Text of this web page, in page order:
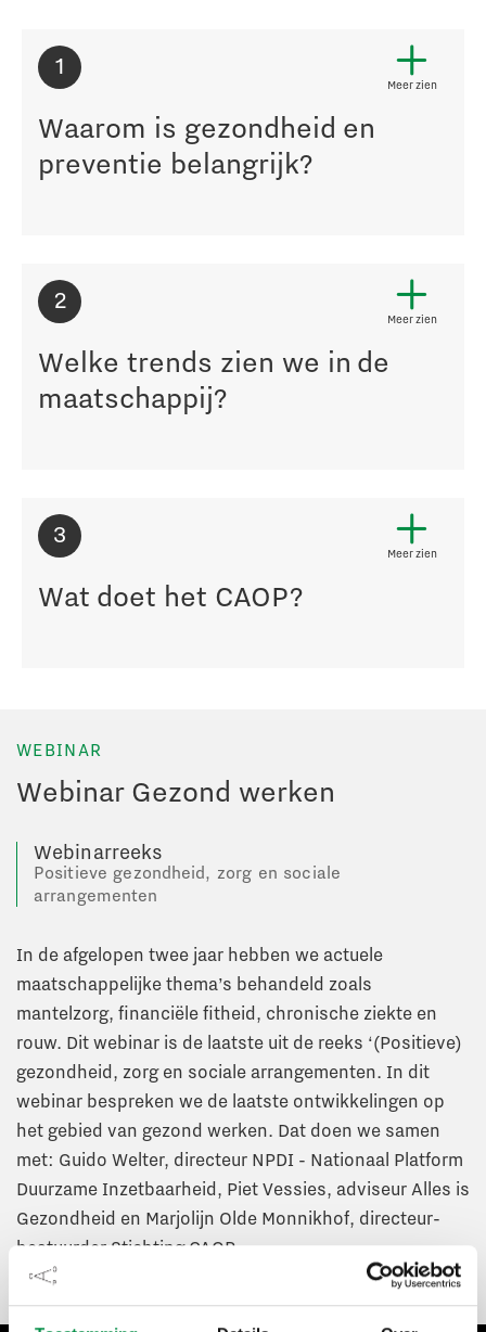
1
Meer zien
Waarom is gezondheid en
preventie belangrijk?
2
Meer zien
Welke trends zien we in de
maatschappij?
3
Meer zien
Wat doet het CAOP?
WEBINAR
Webinar Gezond werken
Webinarreeks
Positieve gezondheid, zorg en sociale
arrangementen
In de afgelopen twee jaar hebben we actuele
maatschappelijke thema’s behandeld zoals
mantelzorg, financiële fitheid, chronische ziekte en
rouw. Dit webinar is de laatste uit de reeks ‘(Positieve)
gezondheid, zorg en sociale arrangementen. In dit
webinar bespreken we de laatste ontwikkelingen op
het gebied van gezond werken. Dat doen we samen
met: Guido Welter, directeur NPDI - Nationaal Platform
Duurzame Inzetbaarheid, Piet Vessies, adviseur Alles is
Gezondheid en Marjolijn Olde Monnikhof, directeur-
bestuurder Stichting CAOP.